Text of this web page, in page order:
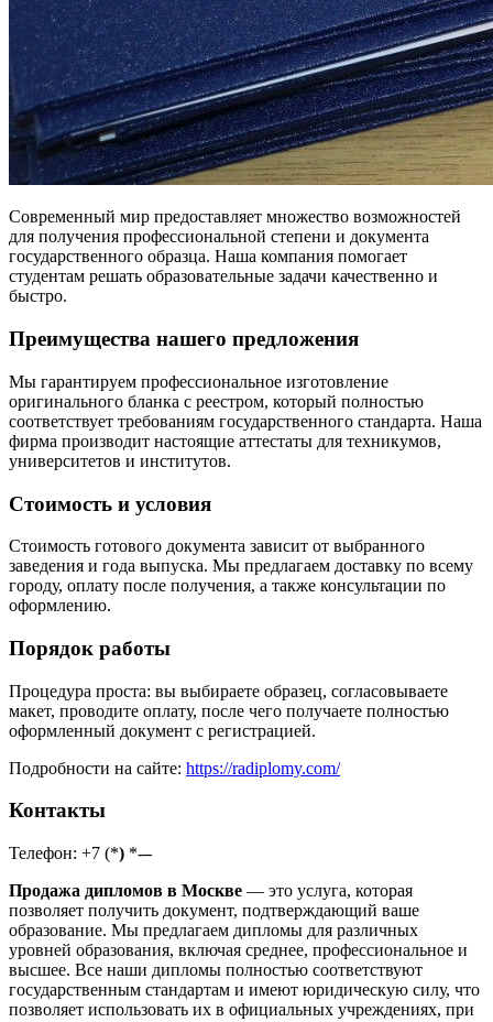
Современный мир предоставляет множество возможностей
для получения профессиональной степени и документа
государственного образца. Наша компания помогает
студентам решать образовательные задачи качественно и
быстро.
Преимущества нашего предложения
Мы гарантируем профессиональное изготовление
оригинального бланка с реестром, который полностью
соответствует требованиям государственного стандарта. Наша
фирма производит настоящие аттестаты для техникумов,
университетов и институтов.
Стоимость и условия
Стоимость готового документа зависит от выбранного
заведения и года выпуска. Мы предлагаем доставку по всему
городу, оплату после получения, а также консультации по
оформлению.
Порядок работы
Процедура проста: вы выбираете образец, согласовываете
макет, проводите оплату, после чего получаете полностью
оформленный документ с регистрацией.
Подробности на сайте: https://radiplomy.com/
Контакты
Телефон: +7 (*) *-–
Продажа дипломов в Москве — это услуга, которая
позволяет получить документ, подтверждающий ваше
образование. Мы предлагаем дипломы для различных
уровней образования, включая среднее, профессиональное и
высшее. Все наши дипломы полностью соответствуют
государственным стандартам и имеют юридическую силу, что
позволяет использовать их в официальных учреждениях, при